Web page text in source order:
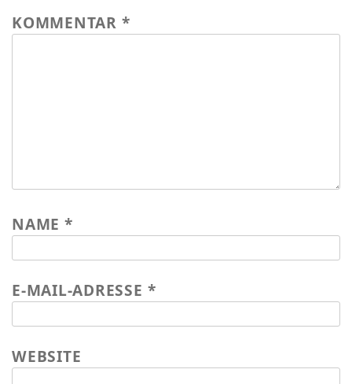
KOMMENTAR *
NAME *
E-MAIL-ADRESSE *
WEBSITE